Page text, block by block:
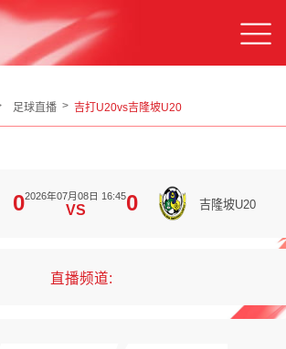
足球直播 吉打U20vs吉隆坡U20
02026年07月08日 16:45
VS 0 吉隆坡U20
直播频道: